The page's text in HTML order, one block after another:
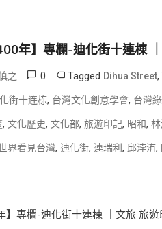
年】專欄-迪化街十連棟
之 0 Tagged Dihua Street,
街十连栋, 台灣文化創意學會, 台灣
, 文化歷史, 文化部, 旅遊印記, 昭和,
界看見台灣, 迪化街, 連瑞利 , 邱浡洧,
】專欄-迪化街十連棟 ｜文旅 旅